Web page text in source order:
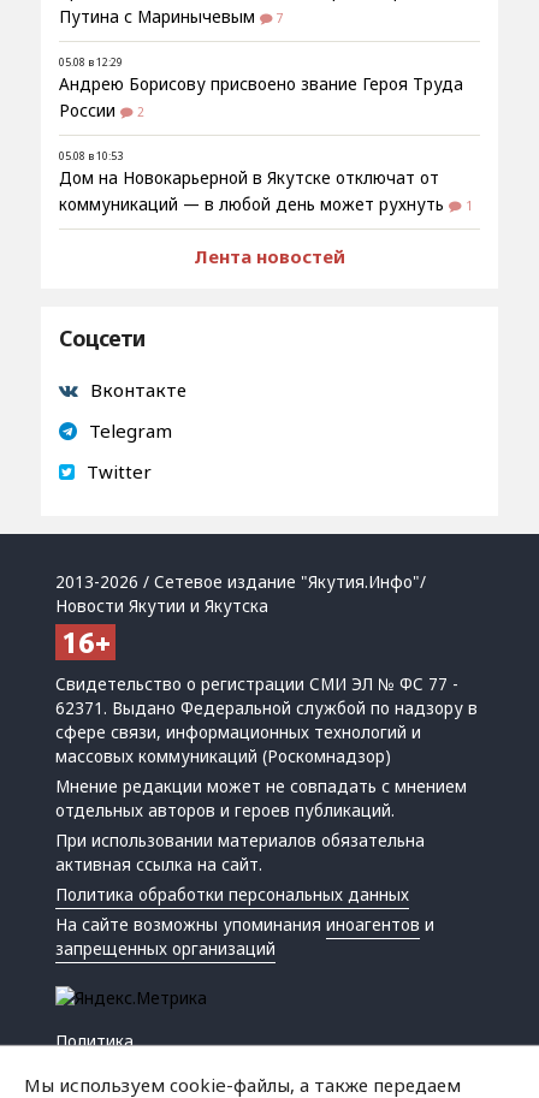
Путина с Маринычевым
7
05.08 в 12:29
Андрею Борисову присвоено звание Героя Труда
России
2
05.08 в 10:53
Дом на Новокарьерной в Якутске отключат от
коммуникаций — в любой день может рухнуть
1
Лента новостей
Соцсети
Вконтакте
Telegram
Twitter
2013-2026 / Сетевое издание "Якутия.Инфо"/
Новости Якутии и Якутска
Свидетельство о регистрации СМИ ЭЛ № ФС 77 -
62371. Выдано Федеральной службой по надзору в
сфере связи, информационных технологий и
массовых коммуникаций (Роскомнадзор)
Мнение редакции может не совпадать с мнением
отдельных авторов и героев публикаций.
При использовании материалов обязательна
активная ссылка на сайт.
Политика обработки персональных данных
На сайте возможны упоминанияиноагентов и
запрещенных организаций
Политика
Мы используем cookie-файлы, а также передаем